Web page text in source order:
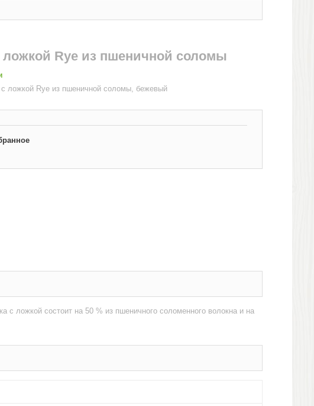
ложкой Rye из пшеничной соломы
ложкой Rye из пшеничной соломы, бежевый
ложкой состоит на 50 % из пшеничного соломенного волокна и на